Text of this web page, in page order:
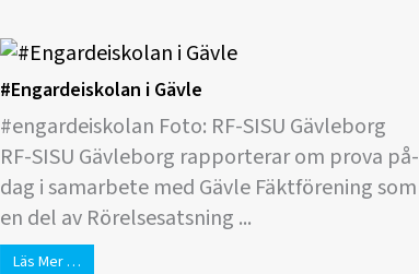
#Engardeiskolan i Gävle
#engardeiskolan Foto: RF-SISU Gävleborg
RF-SISU Gävleborg rapporterar om prova på-
dag i samarbete med Gävle Fäktförening som
en del av Rörelsesatsning ...
Läs Mer …